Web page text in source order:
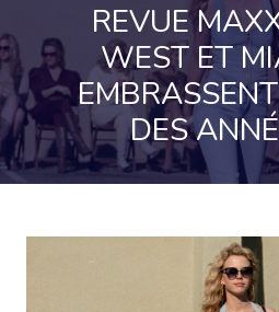
REVUE
WEST ET
DES